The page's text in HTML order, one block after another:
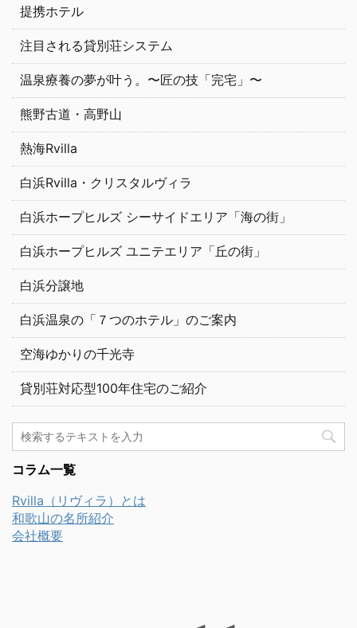
提携ホテル
注目される貸別荘システム
温泉療養の夢が叶う。〜匠の技「完宅」〜
熊野古道・高野山
熱海Rvilla
白浜Rvilla・クリスタルヴィラ
白浜ホープヒルズ シーサイドエリア「海の街」
白浜ホープヒルズ ユニテエリア「丘の街」
白浜分譲地
白浜温泉の「７つのホテル」のご案内
空海ゆかりの千光寺
貸別荘対応型100年住宅のご紹介
コラム一覧
Rvilla（リヴィラ）とは
和歌山の名所紹介
会社概要